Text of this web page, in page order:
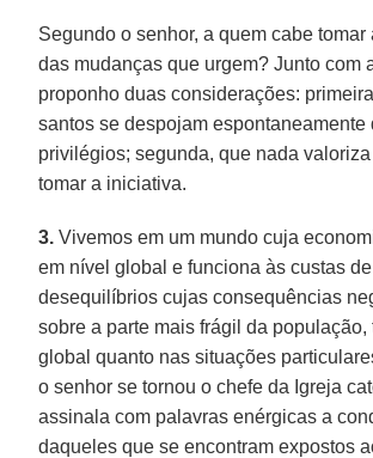
Segundo o senhor, a quem cabe tomar
das mudanças que urgem? Junto com
proponho duas considerações:
santos se despojam espontaneamente
privilégios; segunda, que nada
tomar a iniciativa.
3. Vivemos em um mundo cuja
em nível global e funciona às custas
desequilíbrios cujas consequências
sobre a parte mais frágil da população,
global quanto nas situações
o senhor se tornou o chefe da Igreja
assinala com palavras enérgicas a
daqueles que se encontram expostos